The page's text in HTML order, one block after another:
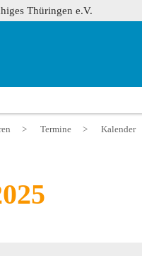
Thüringen e.V.
> Termine > Kalender